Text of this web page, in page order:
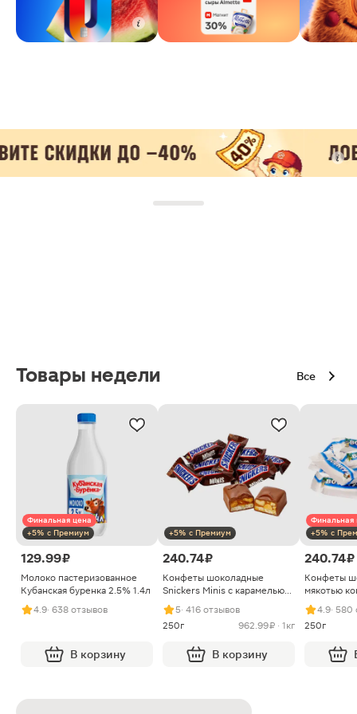
Товары недели Все
Финальная цена
+5% с Премиум
129.99 ₽
Молоко пастеризованное
Кубанская буренка 2.5% 1.4л
4.9· 638 отзывов
В корзину
+5% с Премиум
240.74 ₽
Конфеты шоколадные
Snickers Minis с карамелью
арахисом и нугой
5· 416 отзывов
250г
962.99 ₽ · 1кг
В корзину
Финальная
+5% с
240.74 ₽
Конфеты
мякотью
4.9· 580
250г